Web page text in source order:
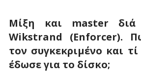
Μίξη και master διά
Wikstrand (Enforcer).
τον συγκεκριμένο και τί
έδωσε για το δίσκο;